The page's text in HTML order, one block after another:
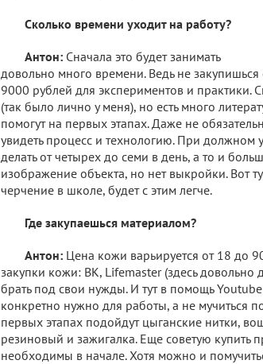
Сколько времени уходит на работу?
Антон: Сначала это будет занимать
довольно много времени. Ведь не
9000 рублей для экспериментов и практики.
(так было лично у меня), но есть много
помогут на первых этапах. Даже не
увидеть процесс и технологию. При
делать от четырех до семи в день, а то и
изображение объекта, но нет выкройки. Вот
черчение в школе, будет с этим легче.
Где закупаешься материалом?
Антон: Цена кожи варьируется от 18 до
закупки кожи: ВК, Lifemaster (здесь довольно
брать под свои нужды. И тут в помощь
конкретно нужно для работы, а не мучиться
первых этапах подойдут цыганские нитки,
резиновый и зажигалка. Еще советую купить
необходимы в начале. Хотя можно и